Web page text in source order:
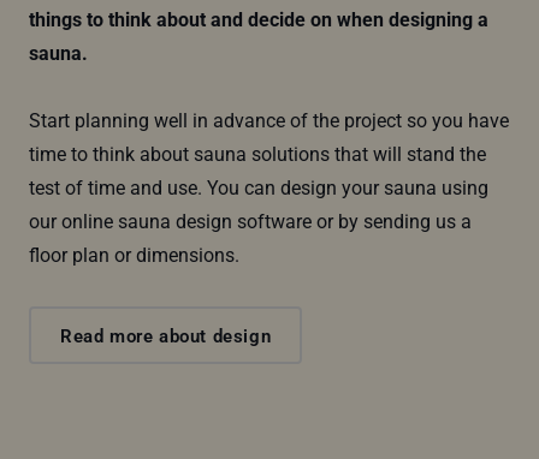
things to think about and decide on when designing a
sauna.
Start planning well in advance of the project so you have
time to think about sauna solutions that will stand the
test of time and use. You can design your sauna using
our online sauna design software or by sending us a
floor plan or dimensions.
Read more about design